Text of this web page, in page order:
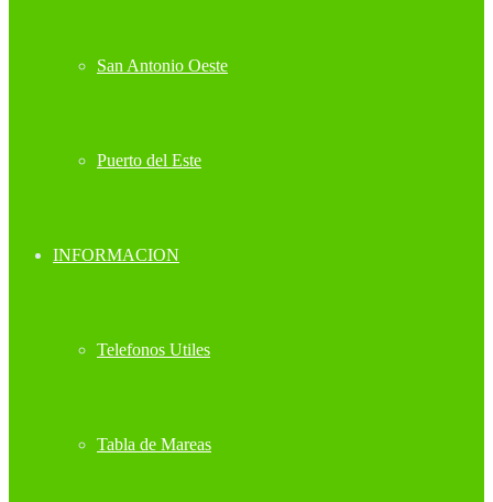
San Antonio Oeste
Puerto del Este
INFORMACION
Telefonos Utiles
Tabla de Mareas